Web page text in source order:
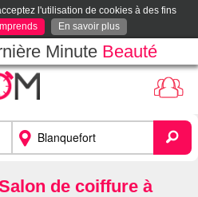
l'utilisation de cookies à des fins
En savoir plus
Minute Beauté
de coiffure à